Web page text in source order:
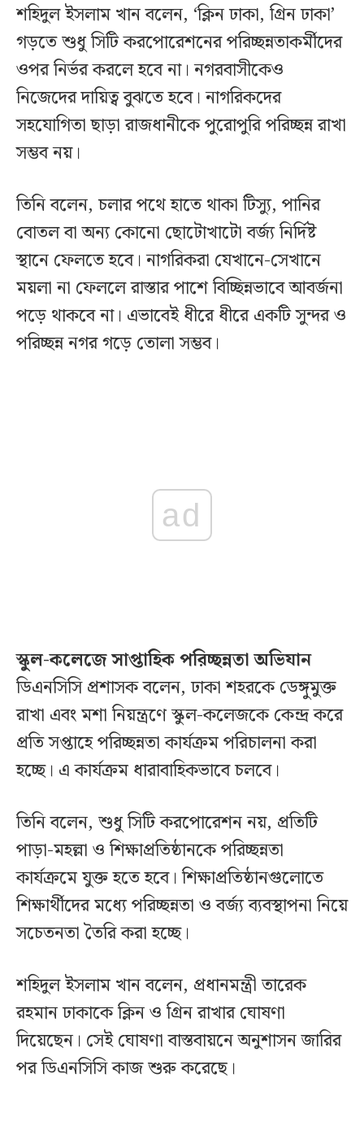
শহিদুল ইসলাম খান বলেন, ‘ক্লিন ঢাকা, গ্রিন ঢাকা’
গড়তে শুধু সিটি করপোরেশনের পরিচ্ছন্নতাকর্মীদের
ওপর নির্ভর করলে হবে না। নগরবাসীকেও
নিজেদের দায়িত্ব বুঝতে হবে। নাগরিকদের
সহযোগিতা ছাড়া রাজধানীকে পুরোপুরি পরিচ্ছন্ন রাখা
সম্ভব নয়।
তিনি বলেন, চলার পথে হাতে থাকা টিস্যু, পানির
বোতল বা অন্য কোনো ছোটোখাটো বর্জ্য নির্দিষ্ট
স্থানে ফেলতে হবে। নাগরিকরা যেখানে-সেখানে
ময়লা না ফেললে রাস্তার পাশে বিচ্ছিন্নভাবে আবর্জনা
পড়ে থাকবে না। এভাবেই ধীরে ধীরে একটি সুন্দর ও
পরিচ্ছন্ন নগর গড়ে তোলা সম্ভব।
ad
স্কুল-কলেজে সাপ্তাহিক পরিচ্ছন্নতা অভিযান
ডিএনসিসি প্রশাসক বলেন, ঢাকা শহরকে ডেঙ্গুমুক্ত
রাখা এবং মশা নিয়ন্ত্রণে স্কুল-কলেজকে কেন্দ্র করে
প্রতি সপ্তাহে পরিচ্ছন্নতা কার্যক্রম পরিচালনা করা
হচ্ছে। এ কার্যক্রম ধারাবাহিকভাবে চলবে।
তিনি বলেন, শুধু সিটি করপোরেশন নয়, প্রতিটি
পাড়া-মহল্লা ও শিক্ষাপ্রতিষ্ঠানকে পরিচ্ছন্নতা
কার্যক্রমে যুক্ত হতে হবে। শিক্ষাপ্রতিষ্ঠানগুলোতে
শিক্ষার্থীদের মধ্যে পরিচ্ছন্নতা ও বর্জ্য ব্যবস্থাপনা নিয়ে
সচেতনতা তৈরি করা হচ্ছে।
শহিদুল ইসলাম খান বলেন, প্রধানমন্ত্রী তারেক
রহমান ঢাকাকে ক্লিন ও গ্রিন রাখার ঘোষণা
দিয়েছেন। সেই ঘোষণা বাস্তবায়নে অনুশাসন জারির
পর ডিএনসিসি কাজ শুরু করেছে।